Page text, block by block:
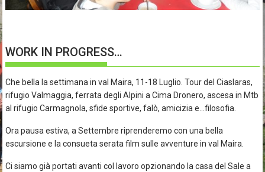
WORK IN PROGRESS…
Che bella la settimana in val Maira, 11-18 Luglio. Tour del Ciaslaras,
rifugio Valmaggia, ferrata degli Alpini a Cima Dronero, ascesa in Mtb
al rifugio Carmagnola, sfide sportive, falò, amicizia e…filosofia.
Ora pausa estiva, a Settembre riprenderemo con una bella
escursione e la consueta serata film sulle avventure in val Maira.
Ci siamo già portati avanti col lavoro opzionando la casa del Sale a